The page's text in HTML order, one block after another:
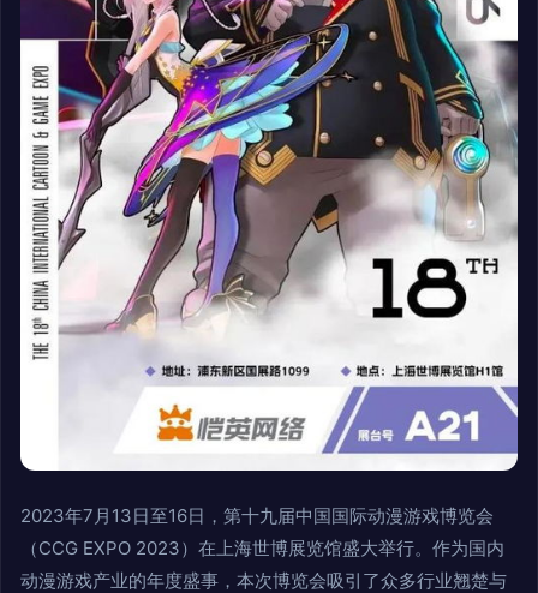
2023年7月13日至16日，第十九届中国国际动漫游戏博览会
（CCG EXPO 2023）在上海世博展览馆盛大举行。作为国内
动漫游戏产业的年度盛事，本次博览会吸引了众多行业翘楚与